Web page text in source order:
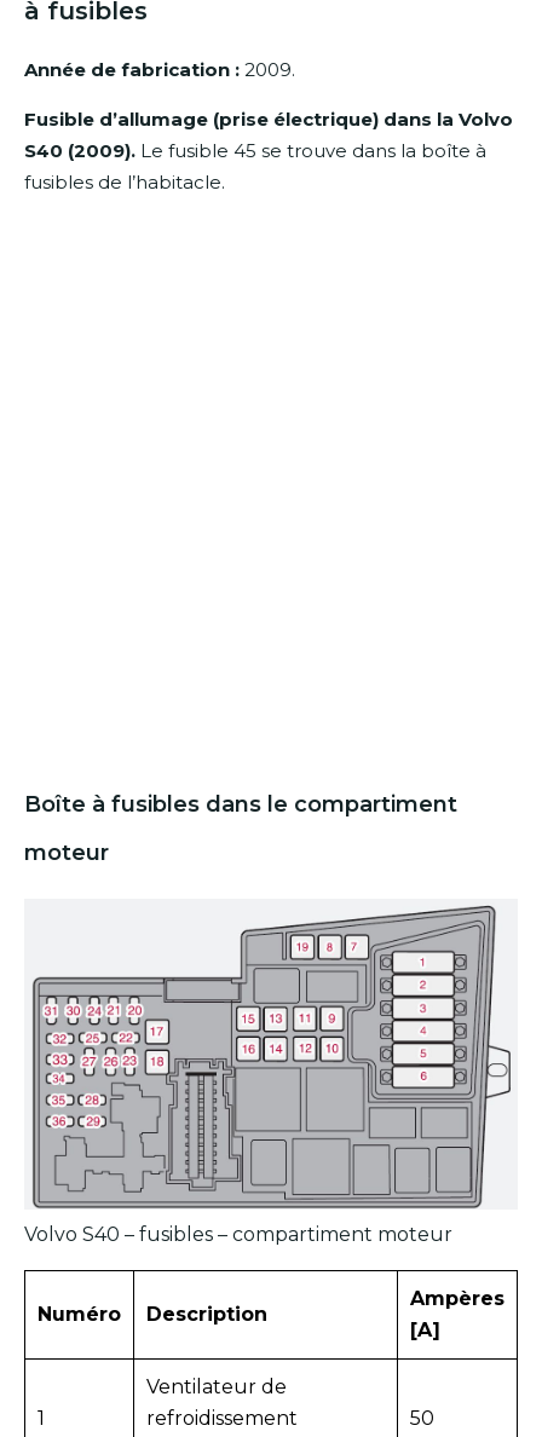
à fusibles
Année de fabrication : 2009.
Fusible d’allumage (prise électrique) dans la Volvo
S40 (2009). Le fusible 45 se trouve dans la boîte à
fusibles de l’habitacle.
Boîte à fusibles dans le compartiment
moteur
Volvo S40 – fusibles – compartiment moteur
Numéro Description
Ampères
[A]
1
Ventilateur de
refroidissement
50